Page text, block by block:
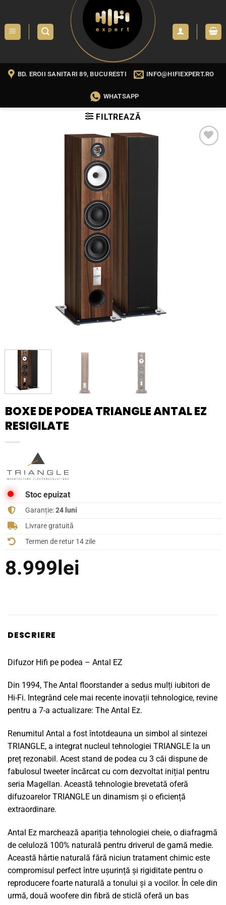
content
BD. EROII SANITARI 89, BUCURESTI INFO@HIFIEXPERT.RO
WHATSAPP
FILTREAZĂ
BOXE DE PODEA TRIANGLE ANTAL EZ
RESIGILATE
Stoc epuizat
Garanție:24 luni
Livrare gratuită
Termen de retur 14 zile
8.999lei
DESCRIERE
Difuzor Hifi pe podea – Antal EZ
Din 1994, The Antal floorstander a sedus mulți iubitori de
Hi-Fi. Integrând cele mai recente inovații tehnologice, revine
pentru a 7-a actualizare: The Antal Ez.
Renumitul Antal a fost întotdeauna un simbol al sintezei
TRIANGLE, a integrat nucleul tehnologiei TRIANGLE la un
preț rezonabil. Acest stand de podea cu 3 căi dispune de
fabulosul tweeter încărcat cu corn dezvoltat inițial pentru
seria Magellan. Această tehnologie brevetată oferă
difuzoarelor TRIANGLE un dinamism și o eficiență
extraordinare.
Antal Ez marchează apariția tehnologiei cheie, o diafragmă
de celuloză 100% naturală pentru driverul de gamă medie.
Această hârtie naturală fără niciun tratament chimic este
compromisul perfect între ușurință și rigiditate pentru o
reproducere foarte naturală a tonului și a vocilor. În cele din
urmă, două woofere din fibră de sticlă oferă un bas